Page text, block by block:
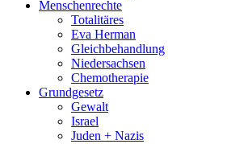
Menschenrechte
Totalitäres
Eva Herman
Gleichbehandlung
Niedersachsen
Chemotherapie
Grundgesetz
Gewalt
Israel
Juden + Nazis